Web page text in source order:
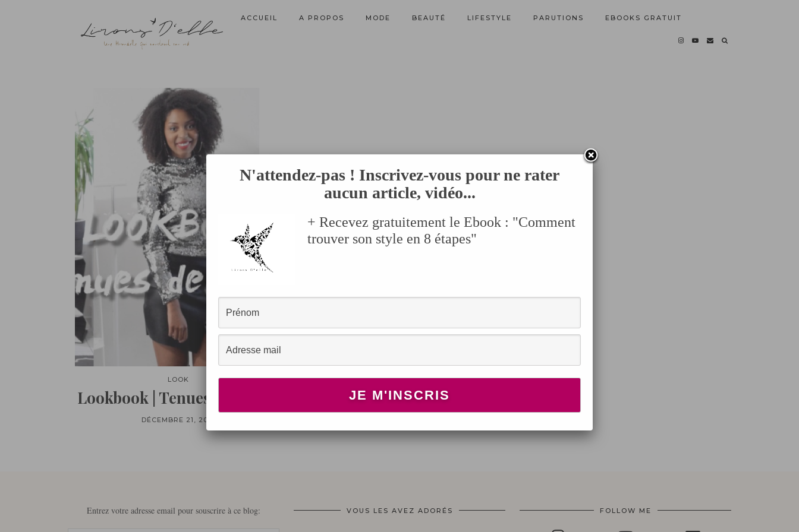
ACCUEIL A PROPOS MODE BEAUTÉ LIFESTYLE PARUTIONS EBOOKS GRATUIT
LOOK
Lookbook | Tenues de Fêtes !
DÉCEMBRE 21, 2016
Entrez votre adresse email pour souscrire à ce blog: VOUS LES AVEZ ADORÉS FOLLOW ME
N'attendez-pas ! Inscrivez-vous pour ne rater
aucun article, vidéo...
+ Recevez gratuitement le Ebook : "Comment
trouver son style en 8 étapes"